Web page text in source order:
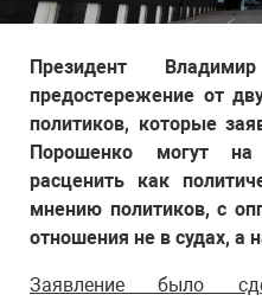
Президент
предостережение от
политиков, которые
Порошенко могут на
расценить как
мнению политиков, с
отношения не в судах, а
Заявление было